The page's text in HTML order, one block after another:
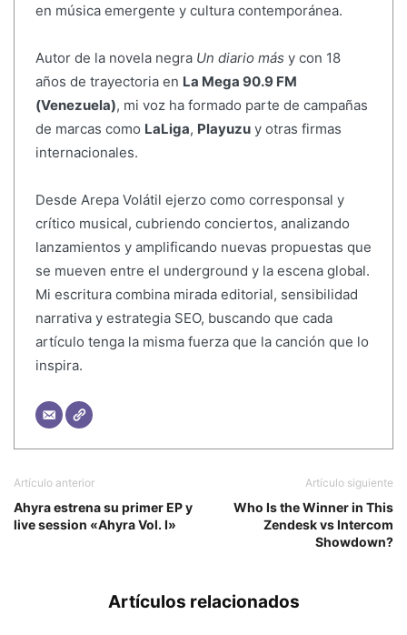
en música emergente y cultura contemporánea.
Autor de la novela negra Un diario más y con 18
años de trayectoria en La Mega 90.9 FM
(Venezuela), mi voz ha formado parte de campañas
de marcas como LaLiga, Playuzuy otras firmas
internacionales.
Desde Arepa Volátil ejerzo como corresponsal y
crítico musical, cubriendo conciertos, analizando
lanzamientos y amplificando nuevas propuestas que
se mueven entre el underground y la escena global.
Mi escritura combina mirada editorial, sensibilidad
narrativa y estrategia SEO, buscando que cada
artículo tenga la misma fuerza que la canción que lo
inspira.
Artículo anterior
Ahyra estrena su primer EP y
live session «Ahyra Vol. I»
Artículo siguiente
Who Is the Winner in This
Zendesk vs Intercom
Showdown?
Artículos relacionados